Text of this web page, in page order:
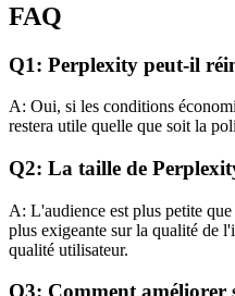
FAQ
Q1: Perplexity peut-il
A: Oui, si les conditions
restera utile quelle que soit la
Q2: La taille de
A: L'audience est plus petite
plus exigeante sur la qualité de
qualité utilisateur.